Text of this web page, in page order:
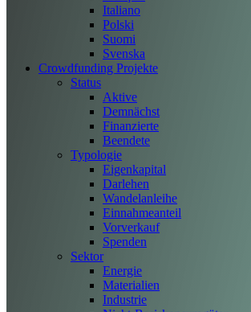
Italiano
Polski
Suomi
Svenska
Crowdfunding Projekte
Status
Aktive
Demnächst
Finanzierte
Beendete
Typologie
Eigenkapital
Darlehen
Wandelanleihe
Einnahmeanteil
Vorverkauf
Spenden
Sektor
Energie
Materialien
Industrie